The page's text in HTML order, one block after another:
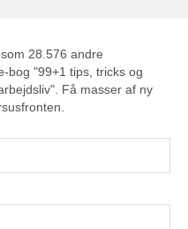
28.576 andre
bog "99+1 tips, tricks og
Få masser af ny